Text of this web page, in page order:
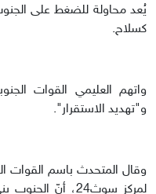
يُعد محاولة للضغط على
كسلاح.
واتهم العليمي القوات
و"تهديد الاستقرار".
وقال المتحدث باسم القوات
لمركز سوث24، أنّ